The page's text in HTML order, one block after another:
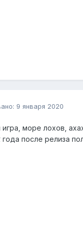
9 января 2020
море лохов,
года после релиза